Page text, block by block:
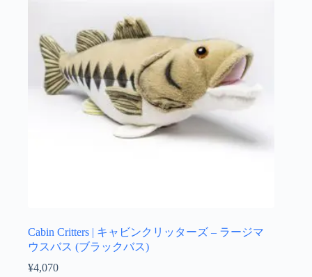
Cabin Critters | キャビンクリッターズ – ラージマ
ウスバス (ブラックバス)
¥4,070